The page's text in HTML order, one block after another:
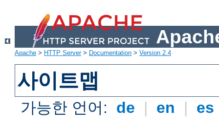
Apache > HTTP Server> Documentation > Version 2.4
사이트맵
가능한 언어: de | en | es